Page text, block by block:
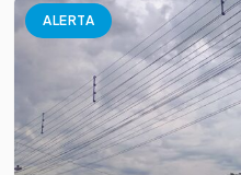
ALERTA